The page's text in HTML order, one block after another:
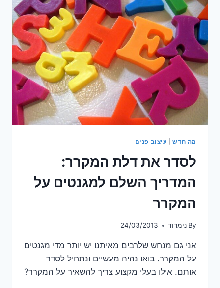
השראה
מה חדש| עיצוב פנים
לסדר את דלת המקרר:
המדריך השלם למגנטים על
המקרר
By נימרוד 24/03/2013
אני גם מנחש שלרבים מאיתנו יש יותר מדי מגנטים
על המקרר. בואו נהיה מעשיים ונתחיל לסדר
אותם. אילו בעלי מקצוע צריך להשאיר על המקרר?